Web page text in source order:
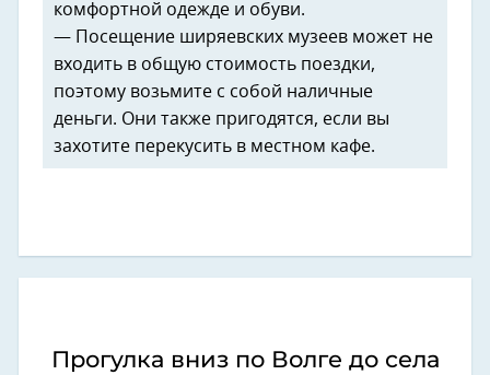
комфортной одежде и обуви.
— Посещение ширяевских музеев может не
входить в общую стоимость поездки,
поэтому возьмите с собой наличные
деньги. Они также пригодятся, если вы
захотите перекусить в местном кафе.
Прогулка вниз по Волге до села